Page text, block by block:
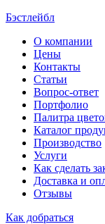
Бэстлейбл
О компании
Цены
Контакты
Статьи
Вопрос-ответ
Портфолио
Палитра
Каталог
Производство
Услуги
Как сделать
Доставка и
Отзывы
Как добраться